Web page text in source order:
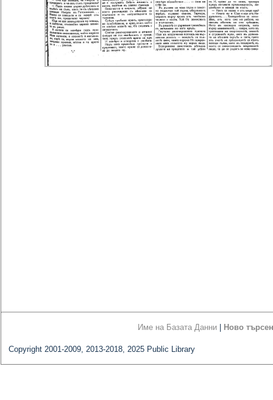
Име на Базата Данни Ново
Copyright 2001-2009, 2013-2018, 2025 Public Library